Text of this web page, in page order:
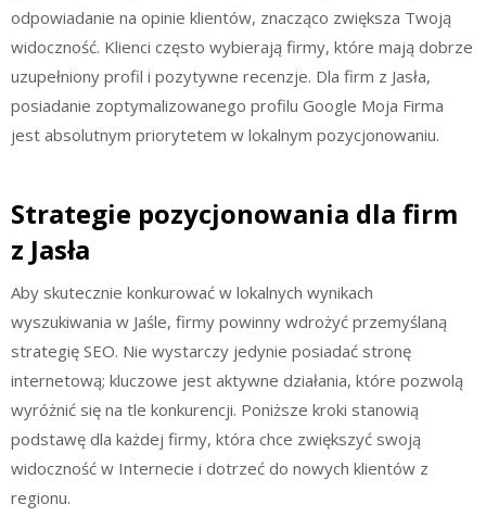
odpowiadanie na opinie klientów, znacząco zwiększa Twoją
widoczność. Klienci często wybierają firmy, które mają dobrze
uzupełniony profil i pozytywne recenzje. Dla firm z Jasła,
posiadanie zoptymalizowanego profilu Google Moja Firma
jest absolutnym priorytetem w lokalnym pozycjonowaniu.
Strategie pozycjonowania dla firm
z Jasła
Aby skutecznie konkurować w lokalnych wynikach
wyszukiwania w Jaśle, firmy powinny wdrożyć przemyślaną
strategię SEO. Nie wystarczy jedynie posiadać stronę
internetową; kluczowe jest aktywne działania, które pozwolą
wyróżnić się na tle konkurencji. Poniższe kroki stanowią
podstawę dla każdej firmy, która chce zwiększyć swoją
widoczność w Internecie i dotrzeć do nowych klientów z
regionu.